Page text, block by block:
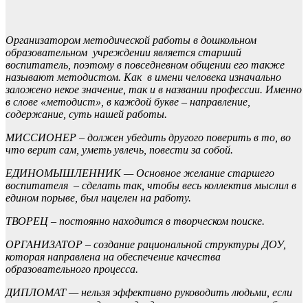
Организатором методической работы в дошкольном
образовательном учреждении является старший
воспитатель, поэтому в повседневном общении его также
называют методистом. Как в имени человека изначально
заложено некое значение, так и в названии профессии. Именно
в слове «методист», в каждой букве – направление,
содержание, суть нашей работы.
МИССИОНЕР – должен убедить другого поверить в то, во
что верит сам, уметь увлечь, повести за собой.
ЕДИНОМЫШЛЕННИК — Основное желание старшего
воспитателя – сделать так, чтобы весь коллектив мыслил в
едином порыве, был нацелен на работу.
ТВОРЕЦ – постоянно находится в творческом поиске.
ОРГАНИЗАТОР – создание рациональной структуры ДОУ,
которая направлена на обеспечение качества
образовательного процесса.
ДИПЛОМАТ — нельзя эффективно руководить людьми, если